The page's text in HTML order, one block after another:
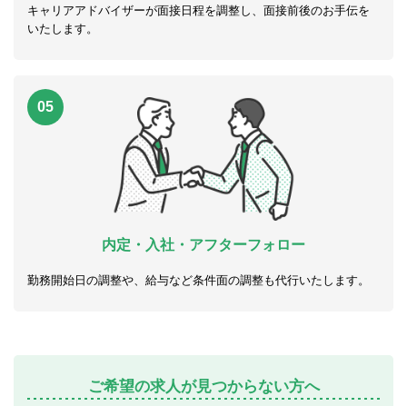
キャリアアドバイザーが面接日程を調整し、面接前後のお手伝を
いたします。
05
内定・入社・アフターフォロー
勤務開始日の調整や、給与など条件面の調整も代行いたします。
ご希望の求人が見つからない方へ